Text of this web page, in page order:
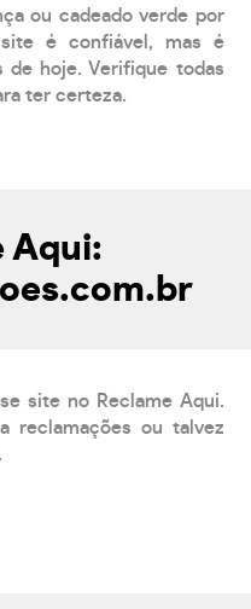
ou cadeado verde por
é confiável, mas é
de hoje. Verifique todas
ter certeza.
Aqui:
site no Reclame Aqui.
reclamações ou talvez